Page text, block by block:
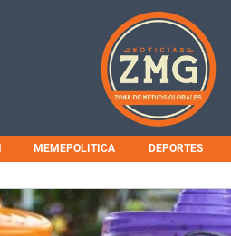
MEMEPOLITICA DEPORTES